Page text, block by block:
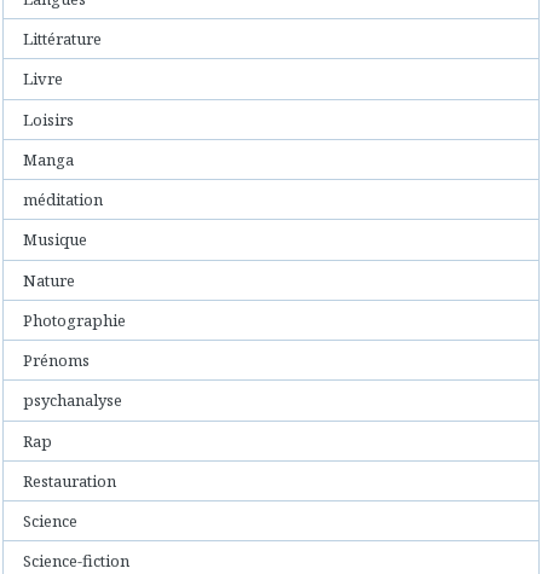
Littérature
Livre
Loisirs
Manga
méditation
Musique
Nature
Photographie
Prénoms
psychanalyse
Rap
Restauration
Science
Science-fiction